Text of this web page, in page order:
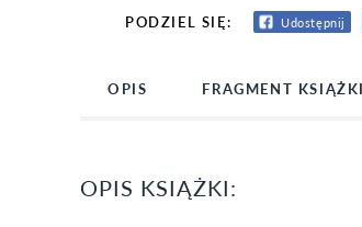
PODZIEL SIĘ: Udostępnij
OPIS FRAGMENT KSIĄŻKI
OPIS KSIĄŻKI: